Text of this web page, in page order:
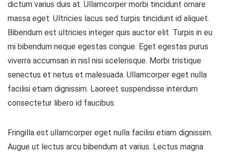
dictum varius duis at. Ullamcorper morbi tincidunt ornare
massa eget. Ultricies lacus sed turpis tincidunt id aliquet.
Bibendum est ultricies integer quis auctor elit. Turpis in eu
mi bibendum neque egestas congue. Eget egestas purus
viverra accumsan in nisl nisi scelerisque. Morbi tristique
senectus et netus et malesuada. Ullamcorper eget nulla
facilisi etiam dignissim. Laoreet suspendisse interdum
consectetur libero id faucibus.
Fringilla est ullamcorper eget nulla facilisi etiam dignissim.
Augue ut lectus arcu bibendum at varius. Lectus magna